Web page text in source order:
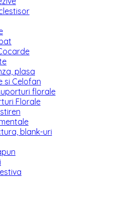
plasa
si Celofan
florale
Florale
blank-uri